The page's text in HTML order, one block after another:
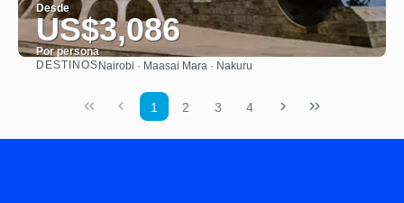
Desde
US$3,086
Por persona
DESTINOSNairobi · Maasai Mara · Nakuru
1 2 3 4